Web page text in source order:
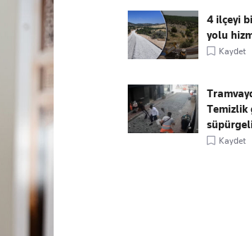
4 ilçeyi
yolu
Kaydet
Temizlik
Kaydet